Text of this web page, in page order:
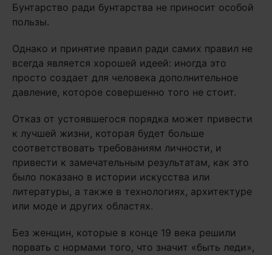
Бунтарство ради бунтарства не приносит особой
пользы.
Однако и принятие правил ради самих правил не
всегда является хорошей идеей: иногда это
просто создает для человека дополнительное
давление, которое совершенно того не стоит.
Отказ от устоявшегося порядка может привести
к лучшей жизни, которая будет больше
соответствовать требованиям личности, и
привести к замечательным результатам, как это
было показано в истории искусства или
литературы, а также в технологиях, архитектуре
или моде и других областях.
Без женщин, которые в конце 19 века решили
порвать с нормами того, что значит «быть леди»,